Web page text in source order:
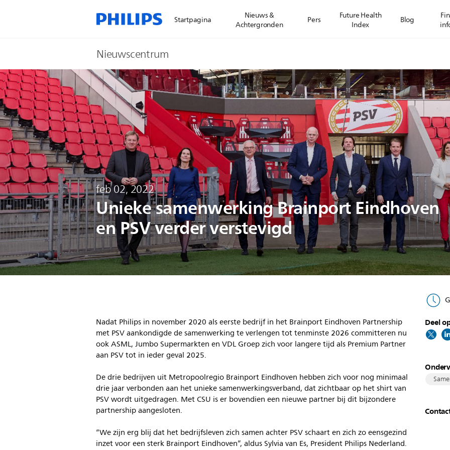
Startpagina
Nieuws &
Achtergronden
Pers
Future Health
Index
Blog
Nieuwscentrum
feb 02, 2022
Unieke samenwerking Brainport Eindhoven
en PSV verder verstevigd
Nadat Philips in november 2020 als eerste bedrijf in het Brainport Eindhoven Partnership
met PSV aankondigde de samenwerking te verlengen tot tenminste 2026 committeren nu
ook ASML, Jumbo Supermarkten en VDL Groep zich voor langere tijd als Premium Partner
aan PSV tot in ieder geval 2025.
De drie bedrijven uit Metropoolregio Brainport Eindhoven hebben zich voor nog minimaal
drie jaar verbonden aan het unieke samenwerkingsverband, dat zichtbaar op het shirt van
PSV wordt uitgedragen. Met CSU is er bovendien een nieuwe partner bij dit bijzondere
partnership aangesloten.
“We zijn erg blij dat het bedrijfsleven zich samen achter PSV schaart en zich zo eensgezind
inzet voor een sterk Brainport Eindhoven”, aldus Sylvia van Es, President Philips Nederland.
Deel